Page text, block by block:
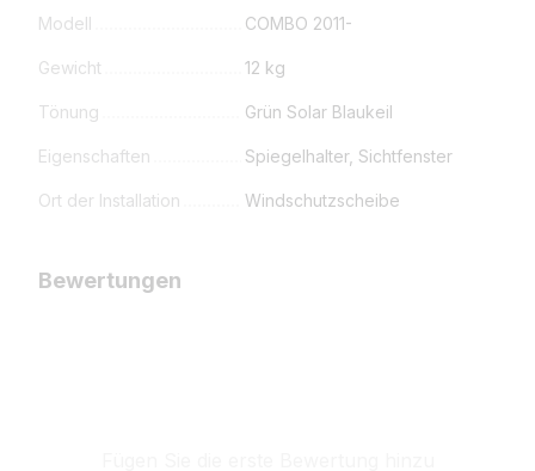
Modell COMBO 2011-
Gewicht 12 kg
Tönung Grün Solar Blaukeil
Eigenschaften Spiegelhalter, Sichtfenster
Ort der Installation Windschutzscheibe
Bewertungen